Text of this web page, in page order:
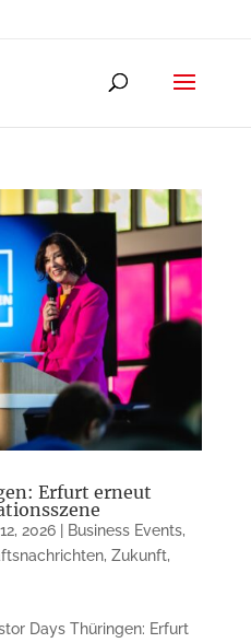
Erfurt erneut
2026| Business Events,
, Zukunft,
Days Thüringen: Erfurt